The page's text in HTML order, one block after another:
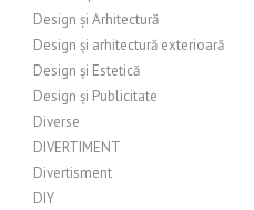
Design și Arhitectură
Design și arhitectură exterioară
Design și Estetică
Design și Publicitate
Diverse
DIVERTIMENT
Divertisment
DIY